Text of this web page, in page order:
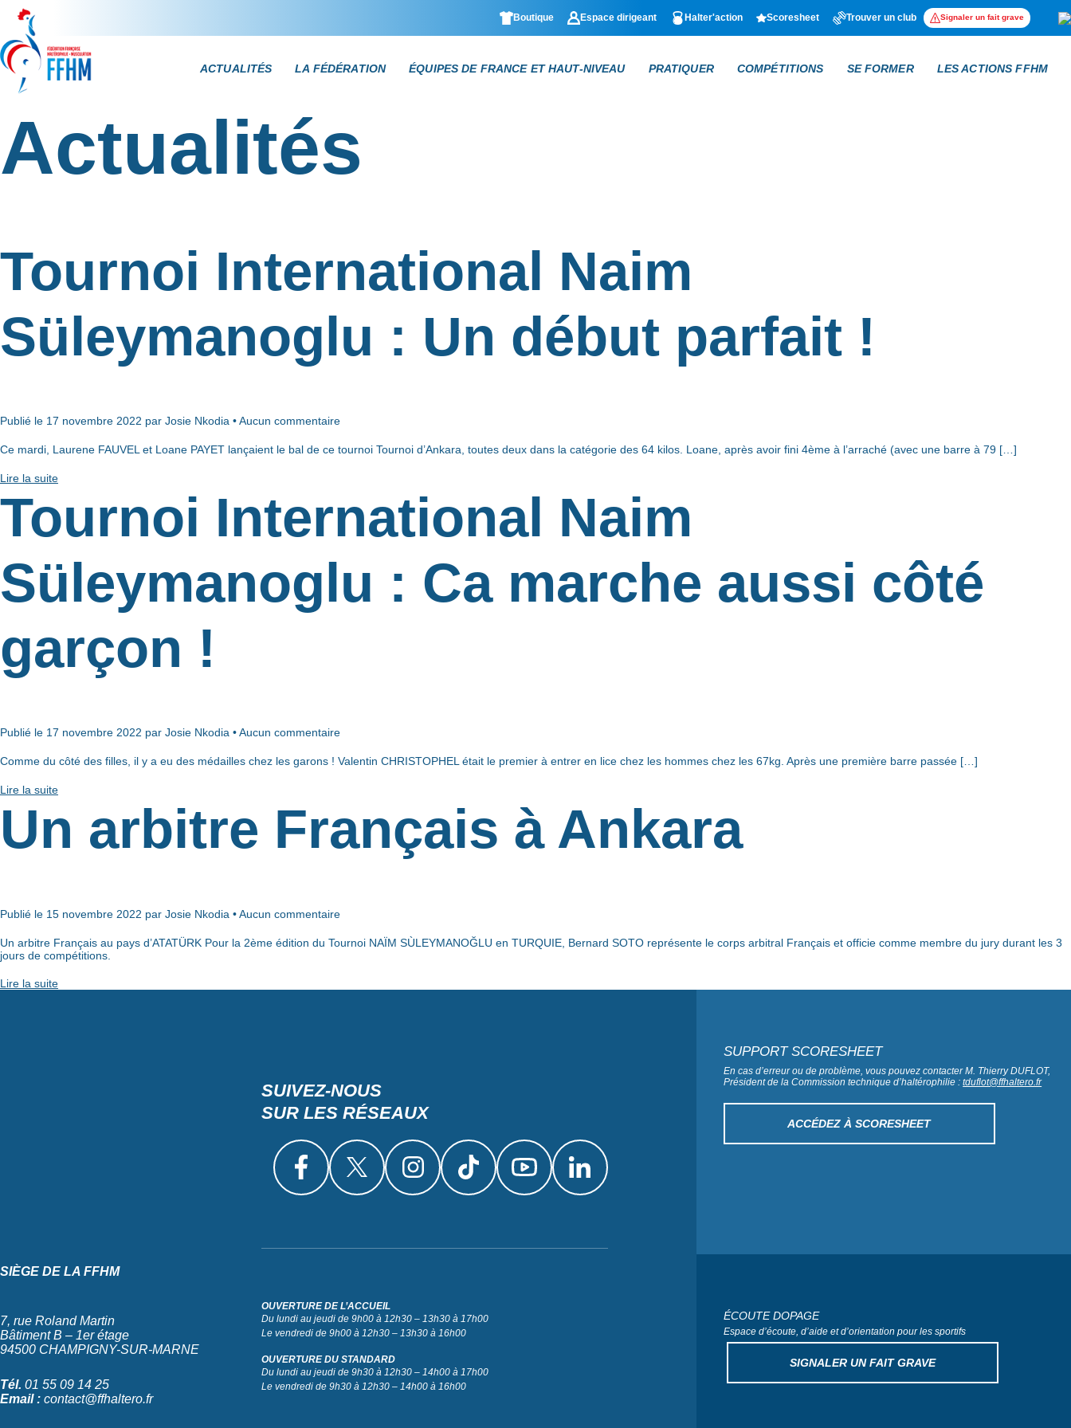
Boutique Espace dirigeant Halter'action Scoresheet Trouver un club Signaler un fait grave
ACTUALITÉS LA FÉDÉRATION ÉQUIPES DE FRANCE ET HAUT-NIVEAU PRATIQUER COMPÉTITIONS SE FORMER LES ACTIONS FFHM
Actualités
Tournoi International Naim
Süleymanoglu : Un début parfait !
Publié le 17 novembre 2022 par Josie Nkodia • Aucun commentaire
Ce mardi, Laurene FAUVEL et Loane PAYET lançaient le bal de ce tournoi Tournoi d’Ankara, toutes deux dans la catégorie des 64 kilos. Loane, après avoir fini 4ème à l’arraché (avec une barre à 79 […]
Lire la suite
Tournoi International Naim
Süleymanoglu : Ca marche aussi côté
garçon !
Publié le 17 novembre 2022 par Josie Nkodia • Aucun commentaire
Comme du côté des filles, il y a eu des médailles chez les garons ! Valentin CHRISTOPHEL était le premier à entrer en lice chez les hommes chez les 67kg. Après une première barre passée […]
Lire la suite
Un arbitre Français à Ankara
Publié le 15 novembre 2022 par Josie Nkodia • Aucun commentaire
Un arbitre Français au pays d’ATATÜRK Pour la 2ème édition du Tournoi NAÏM SÙLEYMANOĞLU en TURQUIE, Bernard SOTO représente le corps arbitral Français et officie comme membre du jury durant les 3
jours de compétitions.
Lire la suite
SUIVEZ-NOUS
SUR LES RÉSEAUX
SIÈGE DE LA FFHM
7, rue Roland Martin
Bâtiment B – 1er étage
94500 CHAMPIGNY-SUR-MARNE
Tél. 01 55 09 14 25
Email : contact@ffhaltero.fr
OUVERTURE DE L’ACCUEIL
Du lundi au jeudi de 9h00 à 12h30 – 13h30 à 17h00
Le vendredi de 9h00 à 12h30 – 13h30 à 16h00
OUVERTURE DU STANDARD
Du lundi au jeudi de 9h30 à 12h30 – 14h00 à 17h00
Le vendredi de 9h30 à 12h30 – 14h00 à 16h00
SUPPORT SCORESHEET
En cas d’erreur ou de problème, vous pouvez contacter M. Thierry DUFLOT,
Président de la Commission technique d’haltérophilie :tduflot@ffhaltero.fr
ACCÉDEZ À SCORESHEET
ÉCOUTE DOPAGE
Espace d’écoute, d’aide et d’orientation pour les sportifs
SIGNALER UN FAIT GRAVE